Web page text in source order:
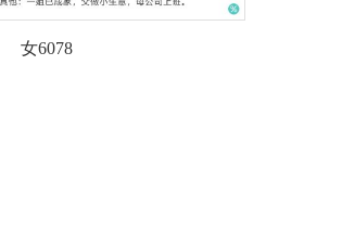
女6078